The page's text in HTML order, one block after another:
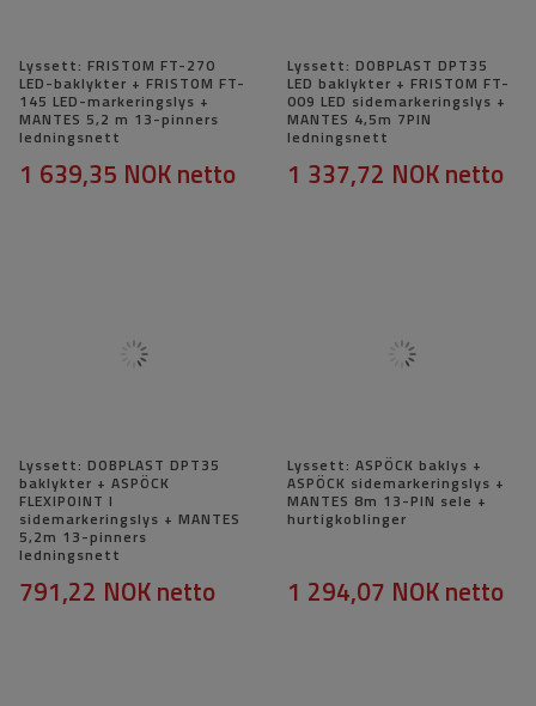
Lyssett: FRISTOM FT-270
LED-baklykter + FRISTOM FT-
145 LED-markeringslys +
MANTES 5,2 m 13-pinners
ledningsnett
1 639,35 NOKnetto
Lyssett: DOBPLAST DPT35
LED baklykter + FRISTOM FT-
009 LED sidemarkeringslys +
MANTES 4,5m 7PIN
ledningsnett
1 337,72 NOKnetto
Lyssett: DOBPLAST DPT35
baklykter + ASPÖCK
FLEXIPOINT I
sidemarkeringslys + MANTES
5,2m 13-pinners
ledningsnett
791,22 NOKnetto
Lyssett: ASPÖCK baklys +
ASPÖCK sidemarkeringslys +
MANTES 8m 13-PIN sele +
hurtigkoblinger
1 294,07 NOKnetto